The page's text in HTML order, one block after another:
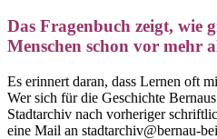
Das Fragenbuch zeigt, wie
Menschen schon vor mehr
Es erinnert daran, dass Lernen oft
Wer sich für die Geschichte
Stadtarchiv nach vorheriger
eine Mail an stadtarchiv@bernau-